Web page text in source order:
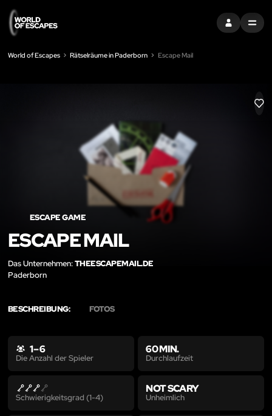
EINTRAGEN
MENU
World of Escapes Rätselräume in Paderborn Escape Mail
LIKE
ESCAPE GAME
ESCAPE MAIL
Das Unternehmen:THEESCAPEMAIL.DE
Paderborn
BESCHREIBUNG: FOTOS
1 – 6
Die Anzahl der Spieler
60 MIN.
Durchlaufzeit
Schwierigkeitsgrad (1-4)
NOT SCARY
Unheimlich